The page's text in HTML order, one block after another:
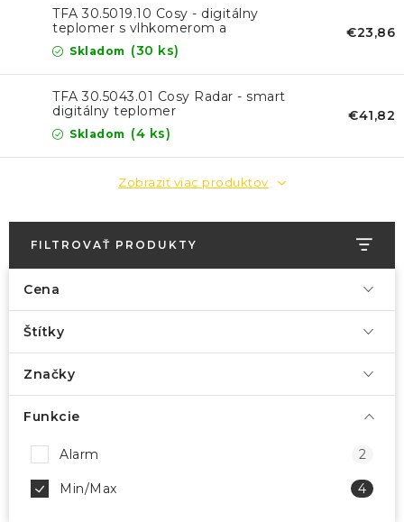
TFA 30.5019.10 Cosy - digitálny
teplomer s vlhkomerom a
vyznačením pohody
Skladom (30 ks)
€23,86
TFA 30.5043.01 Cosy Radar - smart
digitálny teplomer
Skladom (4 ks)
€41,82
Zobraziť viac produktov
FILTROVAŤ PRODUKTY
Cena
Štítky
Značky
Funkcie
Alarm 2
Min/Max 4